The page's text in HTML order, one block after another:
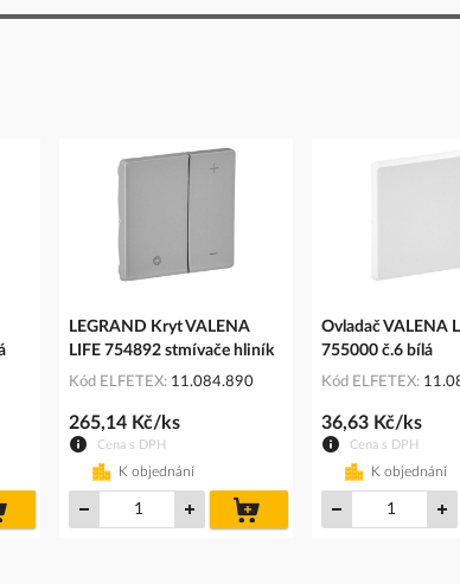
košíku
LEGRAND Kryt VALENA
LIFE 754892 stmívače hliník
Kód ELFETEX 11.084.890
Cena s DPH
265,14 Kč/ks
K objednání
košíku
Ovladač VALENA
755000 č.6 bílá
Kód ELFETEX
Cena s DPH
36,63 Kč/ks
K objednání